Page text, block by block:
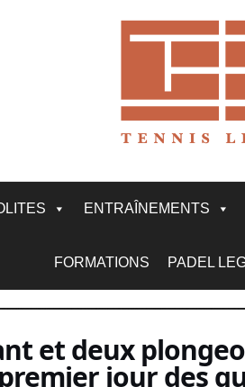
ENTRAÎNEMENTS
FORMATIONS PADEL
et deux
jour des